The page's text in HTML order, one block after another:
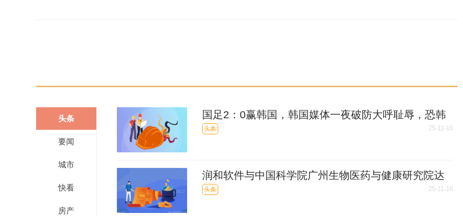
头条
要闻
城市
快看
房产
国足2：0赢韩国，韩国媒体一夜破防大呼耻辱，恐韩
症可以休矣 时快讯
头条 25-11-16
润和软件与中国科学院广州生物医药与健康研究院达
成战略合作-报道
头条 25-11-16